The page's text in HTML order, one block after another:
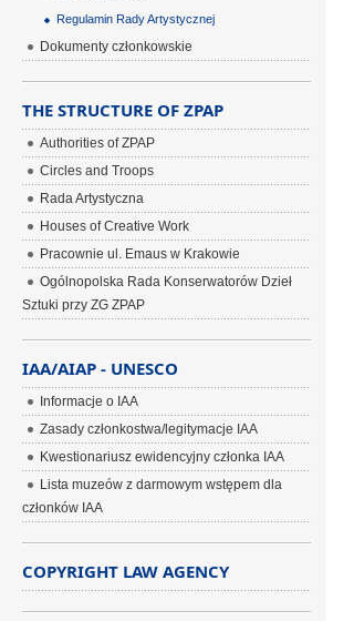
Regulamin Rady Artystycznej
Dokumenty członkowskie
THE STRUCTURE OF ZPAP
Authorities of ZPAP
Circles and Troops
Rada Artystyczna
Houses of Creative Work
Pracownie ul. Emaus w Krakowie
Ogólnopolska Rada Konserwatorów Dzieł
Sztuki przy ZG ZPAP
IAA/AIAP - UNESCO
Informacje o IAA
Zasady członkostwa/legitymacje IAA
Kwestionariusz ewidencyjny członka IAA
Lista muzeów z darmowym wstępem dla
członków IAA
COPYRIGHT LAW AGENCY